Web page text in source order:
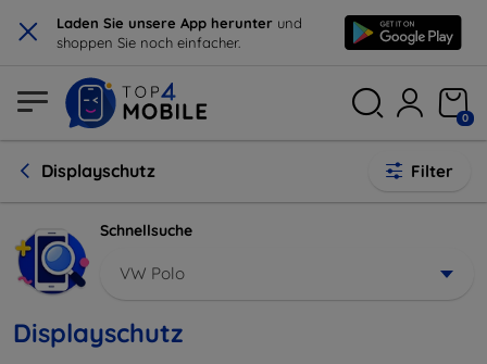
× Laden Sie unsere App herunter und
shoppen Sie noch einfacher.
0
Displayschutz Filter
Schnellsuche
VW Polo
Displayschutz